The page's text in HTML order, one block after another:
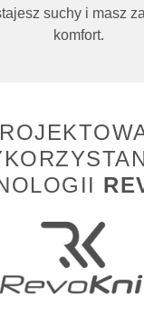
suchy i masz
komfort.